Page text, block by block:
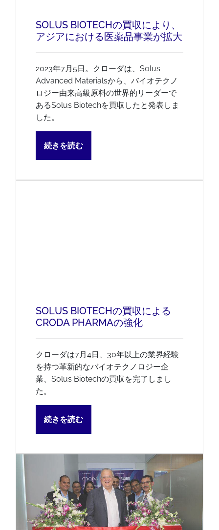
SOLUS BIOTECHの買収により、
アジアにおける医薬品事業が拡大
2023年7月5日。クローダは、Solus
Advanced Materialsから、バイオテクノ
ロジー由来高級原料の世界的リーダーで
あるSolus Biotechを買収したと発表しま
した。
続きを読む
SOLUS BIOTECHの買収による
CRODA PHARMAの強化
クローダは7月4日、30年以上の業界経験
を持つ革新的なバイオテクノロジー企
業、Solus Biotechの買収を完了しまし
た。
続きを読む